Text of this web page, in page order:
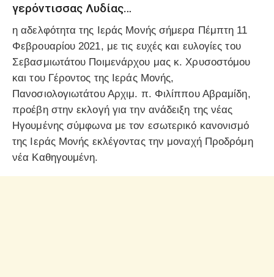
γερόντισσας Λυδίας…
η αδελφότητα της Ιεράς Μονής σήμερα Πέμπτη 11
Φεβρουαρίου 2021, με τις ευχές και ευλογίες του
Σεβασμιωτάτου Ποιμενάρχου μας κ. Χρυσοστόμου
και του Γέροντος της Ιεράς Μονής,
Πανοσιολογιωτάτου Αρχιμ. π. Φιλίππου Αβραμίδη,
προέβη στην εκλογή για την ανάδειξη της νέας
Ηγουμένης σύμφωνα με τον εσωτερικό κανονισμό
της Ιεράς Μονής εκλέγοντας την μοναχή Προδρόμη
νέα Καθηγουμένη.